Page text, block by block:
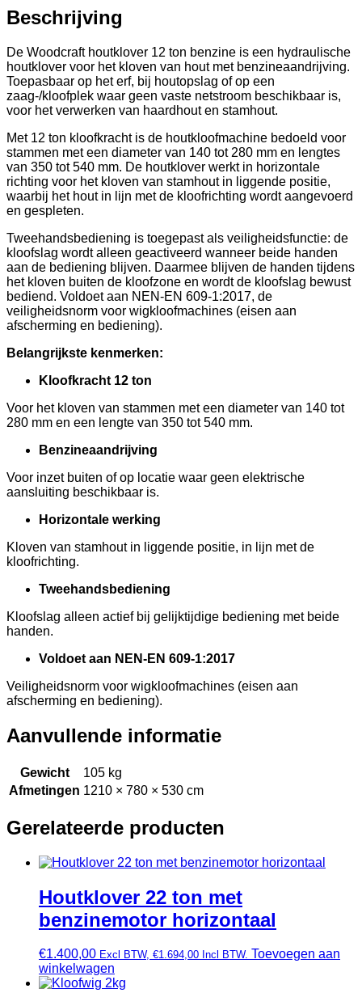
Beschrijving
De Woodcraft houtklover 12 ton benzine is een hydraulische
houtklover voor het kloven van hout met benzineaandrijving.
Toepasbaar op het erf, bij houtopslag of op een
zaag-/kloofplek waar geen vaste netstroom beschikbaar is,
voor het verwerken van haardhout en stamhout.
Met 12 ton kloofkracht is de houtkloofmachine bedoeld voor
stammen met een diameter van 140 tot 280 mm en lengtes
van 350 tot 540 mm. De houtklover werkt in horizontale
richting voor het kloven van stamhout in liggende positie,
waarbij het hout in lijn met de kloofrichting wordt aangevoerd
en gespleten.
Tweehandsbediening is toegepast als veiligheidsfunctie: de
kloofslag wordt alleen geactiveerd wanneer beide handen
aan de bediening blijven. Daarmee blijven de handen tijdens
het kloven buiten de kloofzone en wordt de kloofslag bewust
bediend. Voldoet aan NEN-EN 609-1:2017, de
veiligheidsnorm voor wigkloofmachines (eisen aan
afscherming en bediening).
Belangrijkste kenmerken:
Kloofkracht 12 ton
Voor het kloven van stammen met een diameter van 140 tot
280 mm en een lengte van 350 tot 540 mm.
Benzineaandrijving
Voor inzet buiten of op locatie waar geen elektrische
aansluiting beschikbaar is.
Horizontale werking
Kloven van stamhout in liggende positie, in lijn met de
kloofrichting.
Tweehandsbediening
Kloofslag alleen actief bij gelijktijdige bediening met beide
handen.
Voldoet aan NEN-EN 609-1:2017
Veiligheidsnorm voor wigkloofmachines (eisen aan
afscherming en bediening).
Aanvullende informatie
Gewicht
105 kg
Afmetingen 1210 × 780 × 530 cm
Gerelateerde producten
Houtklover 22 ton met
benzinemotor horizontaal
€1.400,00 Excl BTW, €1.694,00 Incl BTW. Toevoegen aan
winkelwagen